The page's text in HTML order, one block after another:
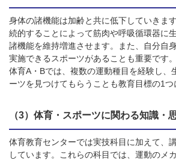
身体の諸機能は加齢と共に低下していきま
続的することによって筋肉や呼吸循環器に
諸機能を維持増進させます。また、自分自
実施できるスポーツがあることも重要です
体育A・Bでは、複数の運動種目を経験し、
ーツを見つけてもらうことも教育目標の1つ
（3）体育・スポーツに関わる知識・
体育教育センターでは実技科目に加えて、
しています。これらの科目では、運動のメ